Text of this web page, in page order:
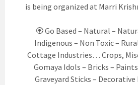
is being organized at Marri
🏵️ Go Based – Natural –
Indigenous – Non Toxic –
Cottage Industries… Crops,
Gomaya Idols – Bricks –
Graveyard Sticks –